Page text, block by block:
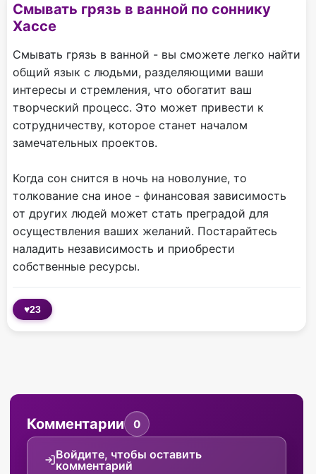
Смывать грязь в ванной по соннику
Хассе
Смывать грязь в ванной - вы сможете легко найти
общий язык с людьми, разделяющими ваши
интересы и стремления, что обогатит ваш
творческий процесс. Это может привести к
сотрудничеству, которое станет началом
замечательных проектов.
Когда сон снится в ночь на новолуние, то
толкование сна иное - финансовая зависимость
от других людей может стать преградой для
осуществления ваших желаний. Постарайтесь
наладить независимость и приобрести
собственные ресурсы.
♥23
Комментарии 0
Войдите, чтобы оставить
комментарий